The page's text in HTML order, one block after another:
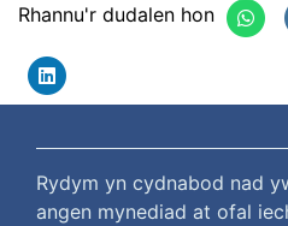
Rhannu'r dudalen hon
Rydym yn cydnabod nad
angen mynediad at ofal